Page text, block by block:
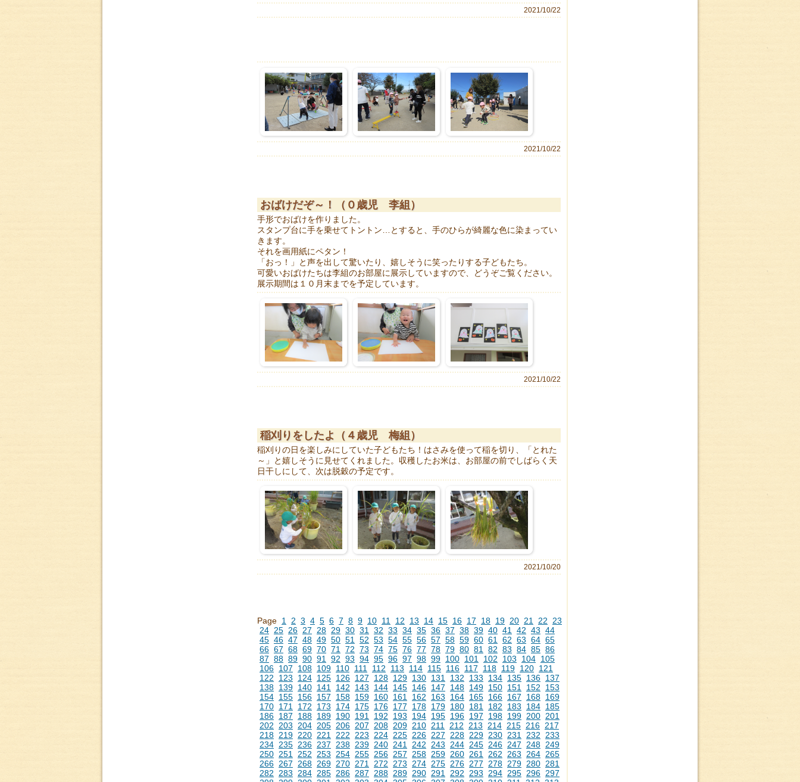
2021/10/22
2021/10/22
おばけだぞ～！（０歳児 李組）
手形でおばけを作りました。
スタンプ台に手を乗せてトントン…とすると、手のひらが綺麗な色に染まってい
きます。
それを画用紙にペタン！
「おっ！」と声を出して驚いたり、嬉しそうに笑ったりする子どもたち。
可愛いおばけたちは李組のお部屋に展示していますので、どうぞご覧ください。
展示期間は１０月末までを予定しています。
2021/10/22
稲刈りをしたよ（４歳児 梅組）
稲刈りの日を楽しみにしていた子どもたち！はさみを使って稲を切り、「とれた
～」と嬉しそうに見せてくれました。収穫したお米は、お部屋の前でしばらく天
日干しにして、次は脱穀の予定です。
2021/10/20
Page 1 2 3 4 5 6 7 8 9 10 11 12 13 14 15 16 17 18 19 20 21 22
23
24 25 26 27 28 29 30 31 32 33 34 35 36 37 38 39 40 41 42 43 44
45 46 47 48 49 50 51 52 53 54 55 56 57 58 59 60 61 62 63 64 65
66 67 68 69 70 71 72 73 74 75 76 77 78 79 80 81 82 83 84 85 86
87 88 89 90 91 92 93 94 95 96 97 98 99 100 101 102 103 104 105
106 107 108 109 110 111 112 113 114 115 116 117 118 119 120 121
122
123 124 125 126 127 128 129 130 131 132 133 134 135 136 137
138 139 140 141 142 143 144 145 146 147 148 149 150 151 152
153
154 155 156 157 158 159 160 161 162 163 164 165 166 167 168 169
170 171 172 173 174 175 176 177 178 179 180 181 182 183 184 185
186 187 188 189 190 191 192 193 194 195 196 197 198 199 200 201
202
203 204 205 206 207 208 209 210 211 212 213 214 215 216 217
218 219 220 221 222 223 224 225 226 227 228 229 230 231 232
233
234 235 236 237 238 239 240 241 242 243 244 245 246 247 248 249
250 251 252 253 254 255 256 257 258 259 260 261 262 263 264 265
266 267 268 269 270 271 272 273 274 275 276 277 278 279 280 281
282
283 284 285 286 287 288 289 290 291 292 293 294 295 296 297